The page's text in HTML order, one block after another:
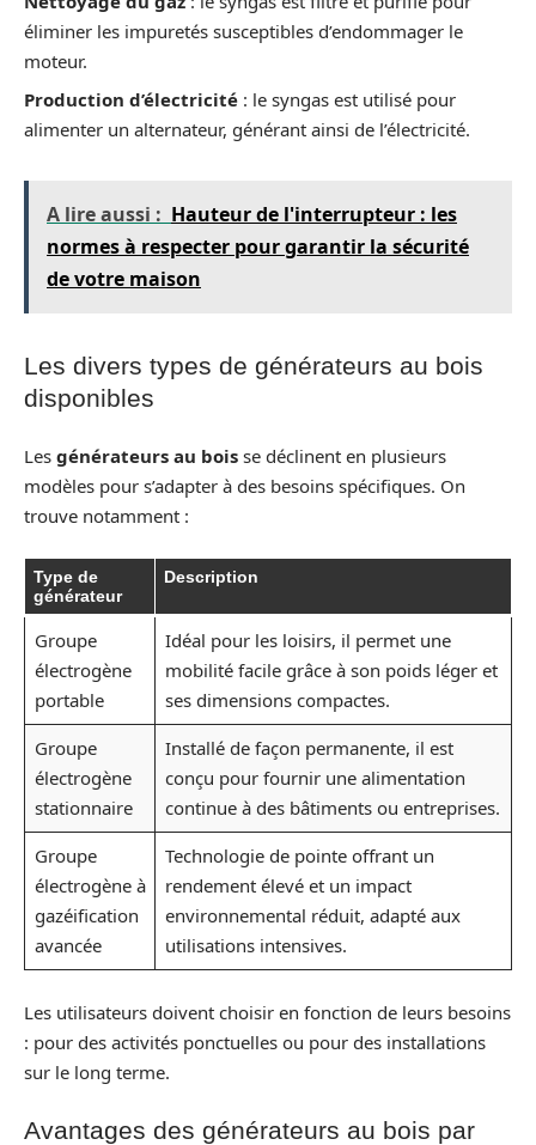
éliminer les impuretés susceptibles d’endommager le
moteur.
Production d’électricité : le syngas est utilisé pour
alimenter un alternateur, générant ainsi de l’électricité.
A lire aussi : Hauteur de l'interrupteur : les
normes à respecter pour garantir la sécurité
de votre maison
Les divers types de générateurs au bois
disponibles
Les générateurs au bois se déclinent en plusieurs
modèles pour s’adapter à des besoins spécifiques. On
trouve notamment :
Type de
générateur
Description
Groupe
électrogène
portable
Idéal pour les loisirs, il permet une
mobilité facile grâce à son poids léger et
ses dimensions compactes.
Groupe
électrogène
stationnaire
Installé de façon permanente, il est
conçu pour fournir une alimentation
continue à des bâtiments ou entreprises.
Groupe
électrogène à
gazéification
avancée
Technologie de pointe offrant un
rendement élevé et un impact
environnemental réduit, adapté aux
utilisations intensives.
Les utilisateurs doivent choisir en fonction de leurs besoins
: pour des activités ponctuelles ou pour des installations
sur le long terme.
Avantages des générateurs au bois par